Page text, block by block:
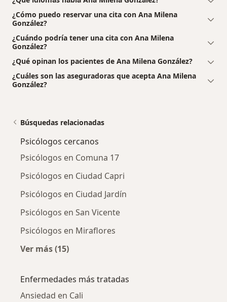
¿Cómo puedo reservar una cita con Ana Milena
González?
¿Cuándo podría tener una cita con Ana Milena
González?
¿Qué opinan los pacientes de Ana Milena González?
¿Cuáles son las aseguradoras que acepta Ana Milena
González?
Búsquedas relacionadas
Psicólogos cercanos
Psicólogos en Comuna 17
Psicólogos en Ciudad Capri
Psicólogos en Ciudad Jardín
Psicólogos en San Vicente
Psicólogos en Miraflores
Ver más (15)
Enfermedades más tratadas
Ansiedad en Cali